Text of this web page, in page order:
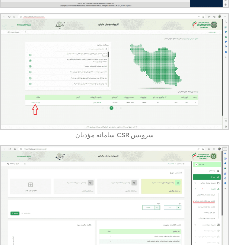
سرویس CSR سامانه مؤدیان